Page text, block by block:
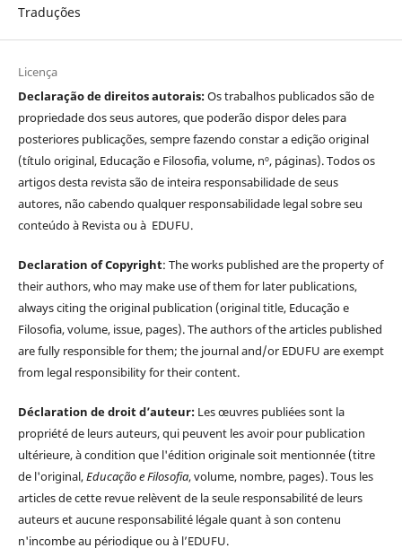
Traduções
Licença
Declaração de direitos autorais:Os trabalhos publicados são de
propriedade dos seus autores, que poderão dispor deles para
posteriores publicações, sempre fazendo constar a edição original
(título original, Educação e Filosofia, volume, nº, páginas). Todos os
artigos desta revista são de inteira responsabilidade de seus
autores, não cabendo qualquer responsabilidade legal sobre seu
conteúdo à Revista ou à EDUFU.
Declaration of Copyright: The works published are the property of
their authors, who may make use of them for later publications,
always citing the original publication (original title, Educação e
Filosofia, volume, issue, pages). The authors of the articles published
are fully responsible for them; the journal and/or EDUFU are exempt
from legal responsibility for their content.
Déclaration de droit d’auteur: Les œuvres publiées sont la
propriété de leurs auteurs, qui peuvent les avoir pour publication
ultérieure, à condition que l'édition originale soit mentionnée (titre
de l'original,Educação e Filosofia, volume, nombre, pages). Tous les
articles de cette revue relèvent de la seule responsabilité de leurs
auteurs et aucune responsabilité légale quant à son contenu
n'incombe au périodique ou à l’EDUFU.